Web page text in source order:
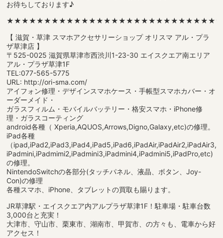
お待ちしております♪
【 滋賀・草津 スマホアクセサリーショップ オリスマ アル・プラ
ザ草津店 】
〒525-0025 滋賀県草津市西渋川1-23-30 エイスクエア南エリア
アル・プラザ草津1F
TEL:077-565-5775
URL: http://ori-sma.com/
アイフォン修理・デザインスマホケース・手帳型スマホカバー・オ
ーダーメイド・
ガラスフィルム・モバイルバッテリー・格安スマホ・iPhone修
理・ガラスコーティング
android各種（ Xperia,AQUOS,Arrows,Digno,Galaxy,etc)の修理。
iPad各種
（ipad,iPad2,iPad3,iPad4,iPad5,iPad6,iPadAir,iPadAir2,iPadAir3,
iPadmini,iPadmimi2,iPadmini3,iPadmini4,iPadmini5,iPadPro,etc)
の修理。
NintendoSwitchの各部分(タッチパネル、液晶、ボタン、Joy-
Con)の修理
各種スマホ、iPhone、タブレットの買取も賜ります。
JR草津駅・エイスクエア内アルプラザ草津1F！駐車場・駐車台数
3,000台と充実！
大津市、守山市、栗東市、湖南市、甲賀市、の方々も、電車から好
アクセス！